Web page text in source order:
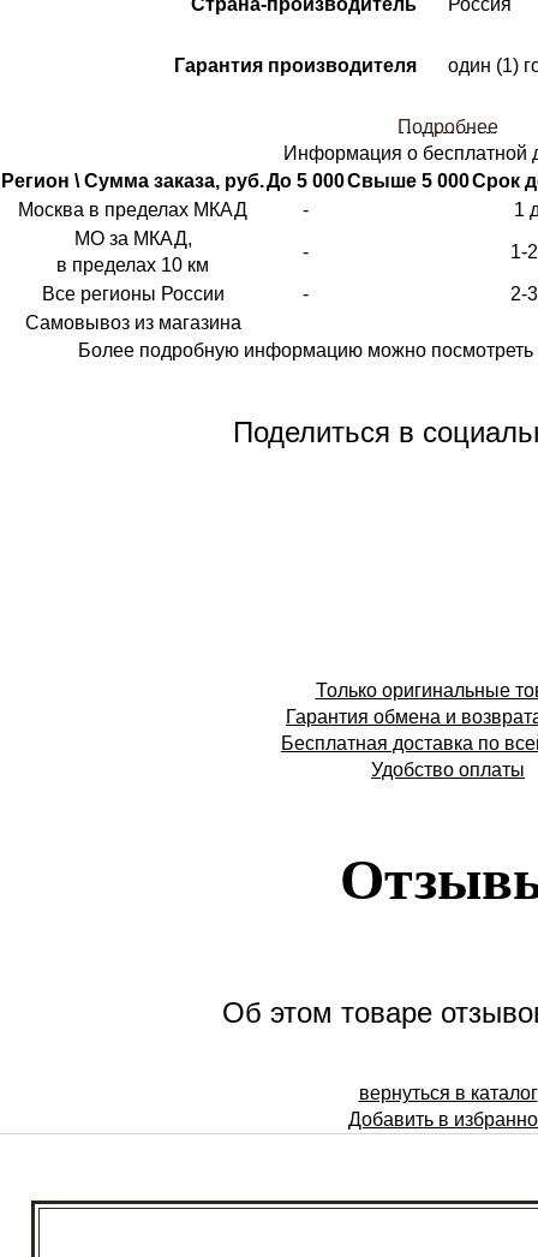
Страна-производитель Россия
Гарантия производителя один (1)
Подробнее
Информация о бесплатной
Регион \ Сумма заказа, руб.До 5 000Свыше 5 000Срок
Москва в пределах МКАД
-
1
МО за МКАД,
в пределах 10 км
- 1-
Все регионы России -
2-
Самовывоз из магазина
Более подробную информацию можно посмотреть
Поделиться в
Только оригинальные
Гарантия обмена и
Бесплатная доставка по
Удобство оплаты
Об этом товаре
вернуться в каталог
Добавить в